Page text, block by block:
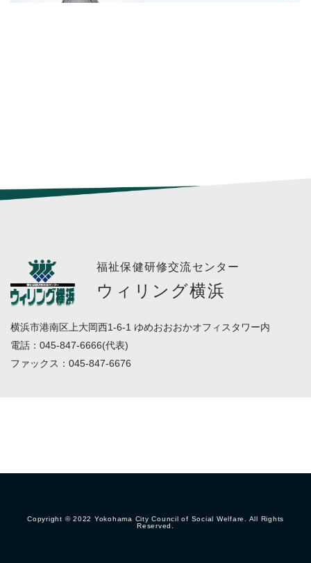
福祉保健研修交流センター
ウィリング横浜
横浜市港南区上大岡西1-6-1 ゆめおおおかオフィスタワー内
電話：045-847-6666(代表)
ファックス：045-847-6676
Copyright © 2022 Yokohama City Council of Social Welfare. All Rights
Reserved.